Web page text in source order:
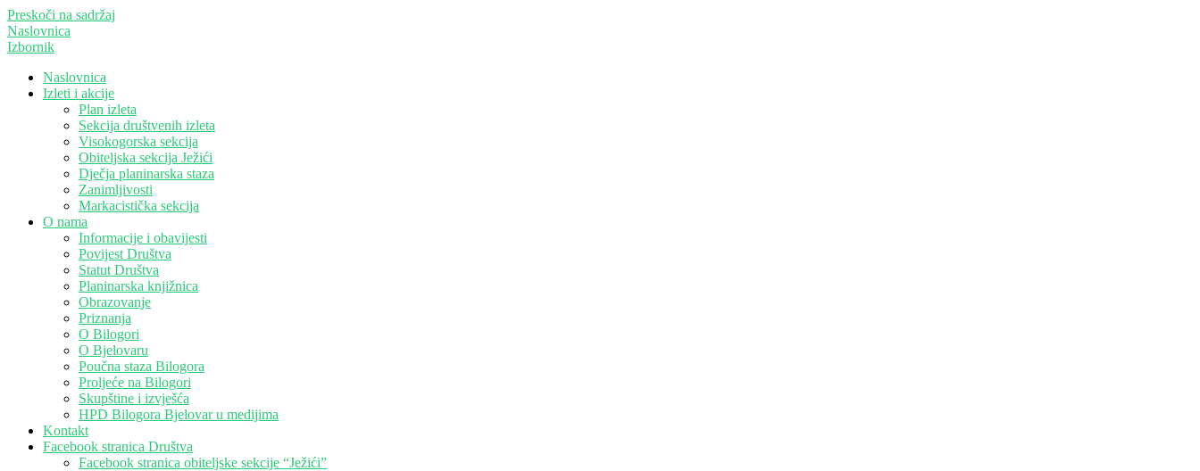
Preskoči na sadržaj
Naslovnica
Izbornik
Naslovnica
Izleti i akcije
Plan izleta
Sekcija društvenih izleta
Visokogorska sekcija
Obiteljska sekcija Ježići
Dječja planinarska staza
Zanimljivosti
Markacistička sekcija
O nama
Informacije i obavijesti
Povijest Društva
Statut Društva
Planinarska knjižnica
Obrazovanje
Priznanja
O Bilogori
O Bjelovaru
Poučna staza Bilogora
Proljeće na Bilogori
Skupštine i izvješća
HPD Bilogora Bjelovar u medijima
Kontakt
Facebook stranica Društva
Facebook stranica obiteljske sekcije “Ježići”